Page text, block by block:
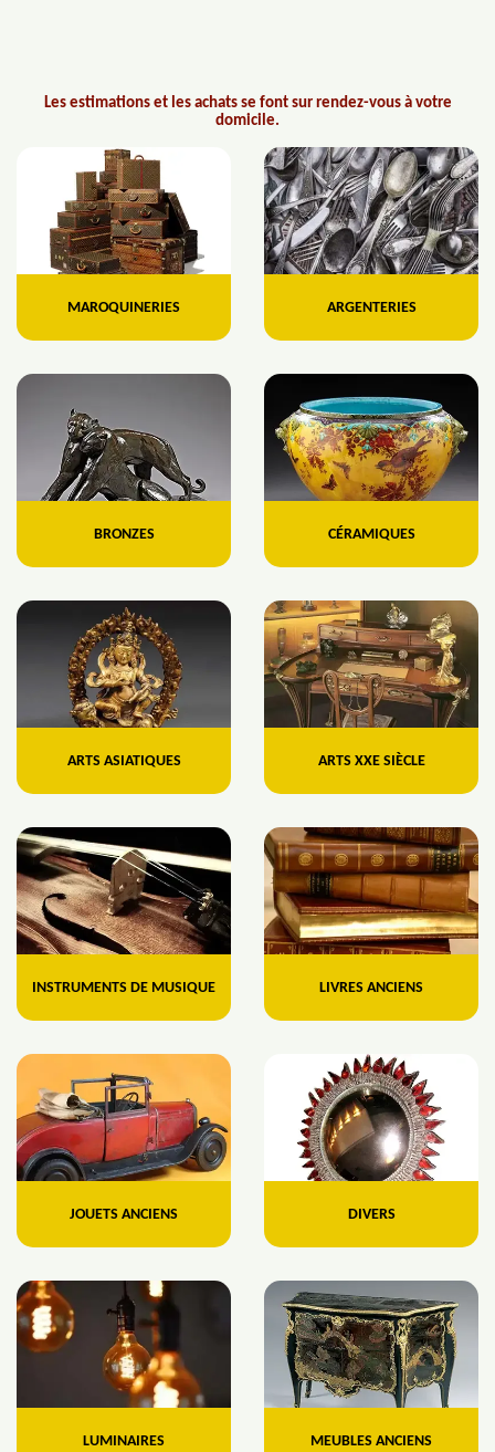
Les estimations et les achats se font sur rendez-vous à votre
domicile.
MAROQUINERIES ARGENTERIES
BRONZES CÉRAMIQUES
ARTS ASIATIQUES ARTS XXE SIÈCLE
INSTRUMENTS DE MUSIQUE LIVRES ANCIENS
JOUETS ANCIENS DIVERS
LUMINAIRES MEUBLES ANCIENS